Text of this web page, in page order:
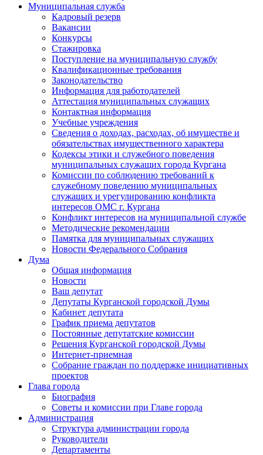
Муниципальная служба
Кадровый резерв
Вакансии
Конкурсы
Стажировка
Поступление на муниципальную службу
Квалификационные требования
Законодательство
Информация для работодателей
Аттестация муниципальных служащих
Контактная информация
Учебные учреждения
Сведения о доходах, расходах, об имуществе и
обязательствах имущественного характера
Кодексы этики и служебного поведения
муниципальных служащих города Кургана
Комиссии по соблюдению требований к
служебному поведению муниципальных
служащих и урегулированию конфликта
интересов ОМС г. Кургана
Конфликт интересов на муниципальной службе
Методические рекомендации
Памятка для муниципальных служащих
Новости Федерального Cобрания
Дума
Общая информация
Новости
Ваш депутат
Депутаты Курганской городской Думы
Кабинет депутата
График приема депутатов
Постоянные депутатские комиссии
Решения Курганской городской Думы
Интернет-приемная
Собрание граждан по поддержке инициативных
проектов
Глава города
Биография
Советы и комиссии при Главе города
Администрация
Структура администрации города
Руководители
Департаменты